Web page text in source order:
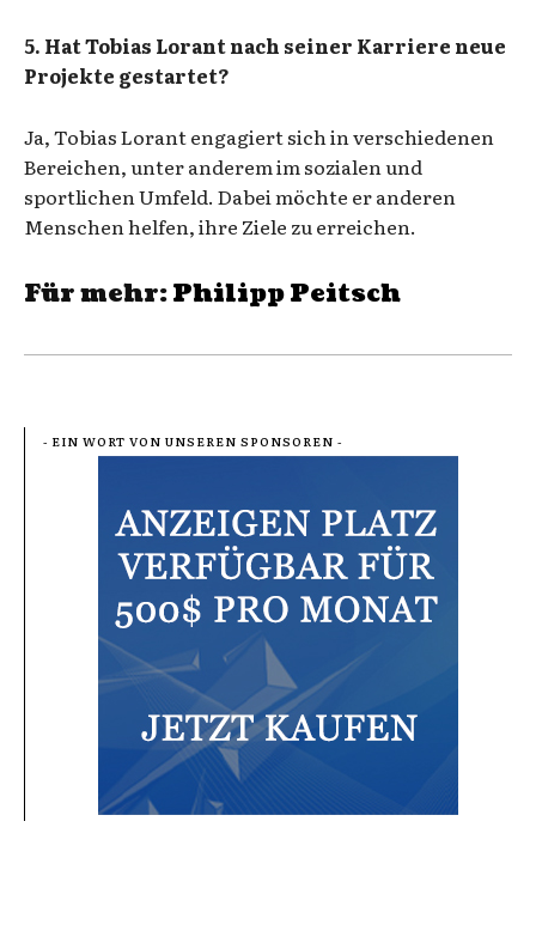
5. Hat Tobias Lorant nach seiner Karriere neue
Projekte gestartet?
Ja, Tobias Lorant engagiert sich in verschiedenen
Bereichen, unter anderem im sozialen und
sportlichen Umfeld. Dabei möchte er anderen
Menschen helfen, ihre Ziele zu erreichen.
Für mehr:Philipp Peitsch
- EIN WORT VON UNSEREN SPONSOREN -